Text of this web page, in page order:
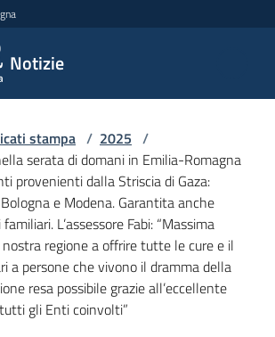
Notizie
stampa / 2025 /
serata di domani in Emilia-Romagna
provenienti dalla Striscia di Gaza:
e Modena. Garantita anche
L’assessore Fabi: “Massima
regione a offrire tutte le cure e il
a persone che vivono il dramma della
resa possibile grazie all’eccellente
gli Enti coinvolti”